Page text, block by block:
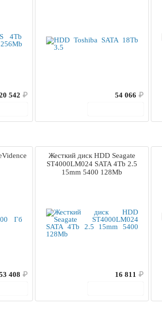
542 ₽
54 066 ₽
408 ₽
Жесткий диск HDD Seagate
ST4000LM024 SATA 4Tb 2.5
15mm 5400 128Mb
16 811 ₽